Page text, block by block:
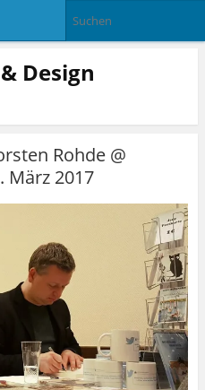
Design
Rohde @
März 2017